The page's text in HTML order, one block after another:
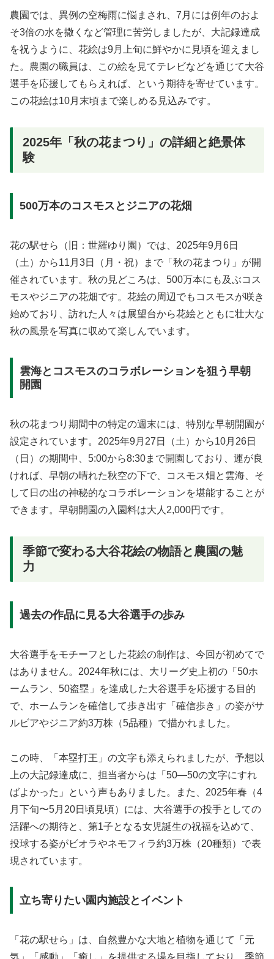
農園では、異例の空梅雨に悩まされ、7月には例年のおよ
そ3倍の水を撒くなど管理に苦労しましたが、大記録達成
を祝うように、花絵は9月上旬に鮮やかに見頃を迎えまし
た。農園の職員は、この絵を見てテレビなどを通じて大谷
選手を応援してもらえれば、という期待を寄せています。
この花絵は10月末頃まで楽しめる見込みです。
2025年「秋の花まつり」の詳細と絶景体
験
500万本のコスモスとジニアの花畑
花の駅せら（旧：世羅ゆり園）では、2025年9月6日
（土）から11月3日（月・祝）まで「秋の花まつり」が開
催されています。秋の見どころは、500万本にも及ぶコス
モスやジニアの花畑です。花絵の周辺でもコスモスが咲き
始めており、訪れた人々は展望台から花絵とともに壮大な
秋の風景を写真に収めて楽しんでいます。
雲海とコスモスのコラボレーションを狙う早朝
開園
秋の花まつり期間中の特定の週末には、特別な早朝開園が
設定されています。2025年9月27日（土）から10月26日
（日）の期間中、5:00から8:30まで開園しており、運が良
ければ、早朝の晴れた秋空の下で、コスモス畑と雲海、そ
して日の出の神秘的なコラボレーションを堪能することが
できます。早朝開園の入園料は大人2,000円です。
季節で変わる大谷花絵の物語と農園の魅
力
過去の作品に見る大谷選手の歩み
大谷選手をモチーフとした花絵の制作は、今回が初めてで
はありません。2024年秋には、大リーグ史上初の「50ホ
ームラン、50盗塁」を達成した大谷選手を応援する目的
で、ホームランを確信して歩き出す「確信歩き」の姿がサ
ルビアやジニア約3万株（5品種）で描かれました。
この時、「本塁打王」の文字も添えられましたが、予想以
上の大記録達成に、担当者からは「50―50の文字にすれ
ばよかった」という声もありました。また、2025年春（4
月下旬〜5月20日頃見頃）には、大谷選手の投手としての
活躍への期待と、第1子となる女児誕生の祝福を込めて、
投球する姿がビオラやネモフィラ約3万株（20種類）で表
現されています。
立ち寄りたい園内施設とイベント
「花の駅せら」は、自然豊かな大地と植物を通じて「元